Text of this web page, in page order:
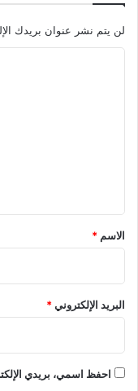
لن يتم نشر عنوان بريدك
*
الاسم *
البريد الإلكتروني*
احفظ اسمي، بريدي